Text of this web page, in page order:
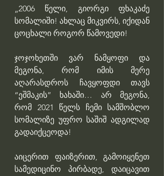
„2006 წელი, გიორგი ფხაკაძე
სომალიში! ახლაც მიკვირს, იქიდან
ცოცხალი როგორ წამოვედი!
ჯოჯოხეთში ვარ ნამყოფი და
მეგონა, რომ იმის მერე
აღარასდროს ჩავყოფდი თავს
“ეშმაკის” ხახაში… არ მეგონა,
რომ 2021 წელს ჩემი სამშობლო
სომალიზე უფრო საშიშ ადგილად
გადაიქცეოდა!
აიცერით ფაიზერით, გამოიყენეთ
სამედიცინო პირბადე, დაიცავით